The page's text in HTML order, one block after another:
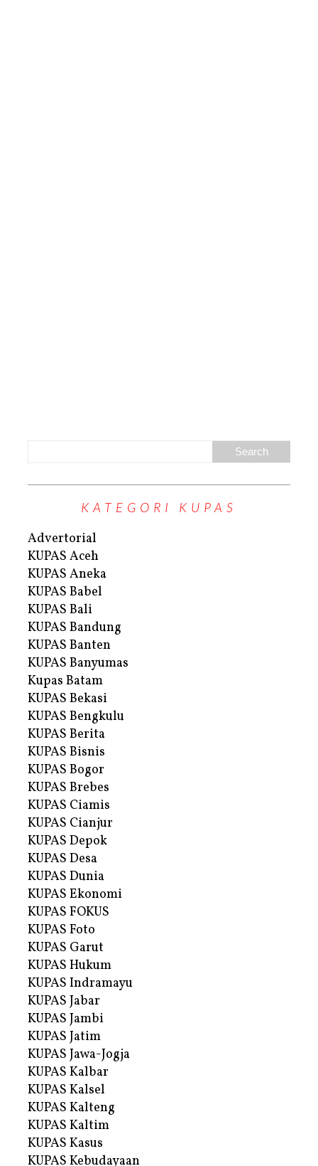
KATEGORI KUPAS
Advertorial
KUPAS Aceh
KUPAS Aneka
KUPAS Babel
KUPAS Bali
KUPAS Bandung
KUPAS Banten
KUPAS Banyumas
Kupas Batam
KUPAS Bekasi
KUPAS Bengkulu
KUPAS Berita
KUPAS Bisnis
KUPAS Bogor
KUPAS Brebes
KUPAS Ciamis
KUPAS Cianjur
KUPAS Depok
KUPAS Desa
KUPAS Dunia
KUPAS Ekonomi
KUPAS FOKUS
KUPAS Foto
KUPAS Garut
KUPAS Hukum
KUPAS Indramayu
KUPAS Jabar
KUPAS Jambi
KUPAS Jatim
KUPAS Jawa-Jogja
KUPAS Kalbar
KUPAS Kalsel
KUPAS Kalteng
KUPAS Kaltim
KUPAS Kasus
KUPAS Kebudayaan